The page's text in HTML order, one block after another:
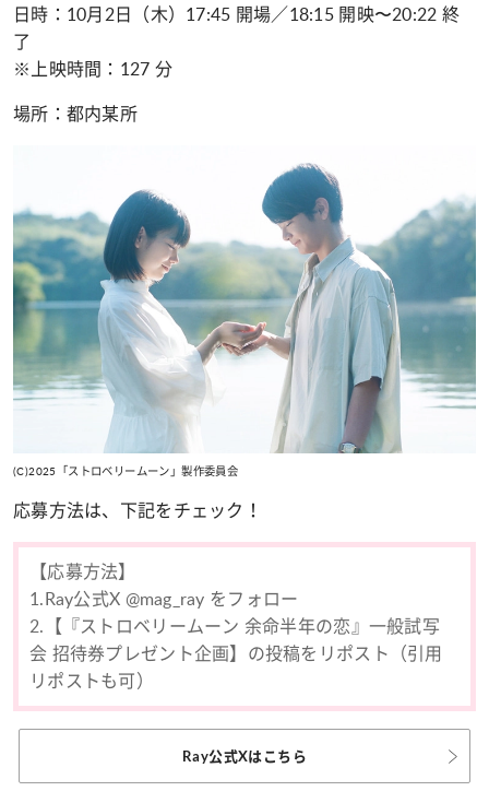
日時：10月2日（木）17:45 開場／18:15 開映〜20:22 終
了
※上映時間：127 分
場所：都内某所
(C)2025「ストロベリームーン」製作委員会
応募方法は、下記をチェック！
【応募方法】
1.Ray公式X @mag_ray をフォロー
2.【 『ストロベリームーン 余命半年の恋』一般試写
会 招待券プレゼント企画】の投稿をリポスト（引用
リポストも可）
Ray公式Xはこちら